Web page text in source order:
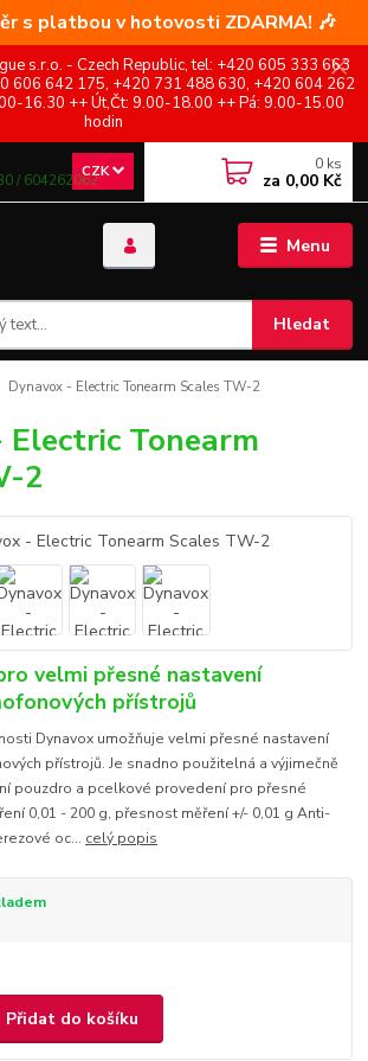
s platbou v hotovosti ZDARMA! 🎶
s.r.o. - Czech Republic, tel: +420 605 333 663
606 642 175, +420 731 488 630, +420 604 262
16.30 ++ Út,Čt: 9.00-18.00 ++ Pá: 9.00-15.00
hodin
Menu
CZK
Hledat
/ 604262062
0 ks
za 0,00 Kč
Dynavox - Electric Tonearm Scales TW-2
Electric Tonearm
2
velmi přesné nastavení
přístrojů
Dynavox umožňuje velmi přesné nastavení
přístrojů. Je snadno použitelná a výjimečně
pouzdro a pcelkové provedení pro přesné
0,01 - 200 g, přesnost měření +/- 0,01 g Anti-
oc... celý popis
Přidat do košíku